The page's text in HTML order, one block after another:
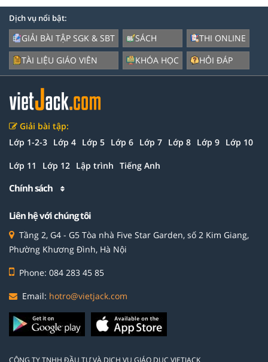
Dịch vụ nổi bật:
GIẢI BÀI TẬP SGK & SBT
TÀI LIỆU GIÁO VIÊN
SÁCH
KHÓA HỌC
THI ONLINE
HỎI ĐÁP
Giải bài tập:
Lớp 1-2-3 Lớp 4 Lớp 5 Lớp 6 Lớp 7 Lớp 8 Lớp 9 Lớp 10
Lớp 11 Lớp 12 Lập trình Tiếng Anh
Chính sách
Liên hệ với chúng tôi
Tầng 2, G4 - G5 Tòa nhà Five Star Garden, số 2 Kim Giang,
Phường Khương Đình, Hà Nội
Phone: 084 283 45 85
Email: hotro@vietjack.com
CÔNG TY TNHH ĐẦU TƯ VÀ DỊCH VỤ GIÁO DỤC VIETJACK